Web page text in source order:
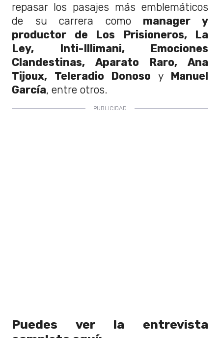
repasar los pasajes más emblemáticos
de su carrera como manager y
productor de Los Prisioneros, La
Ley, Inti-Illimani, Emociones
Clandestinas, Aparato Raro, Ana
Tijoux, Teleradio Donoso yManuel
García, entre otros.
Puedes ver la entrevista